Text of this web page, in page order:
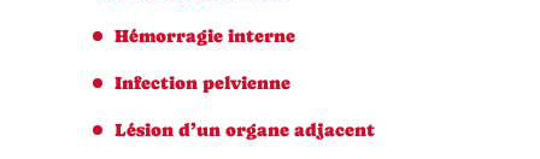
Hémorragie interne
Infection pelvienne
Lésion d’un organe adjacent